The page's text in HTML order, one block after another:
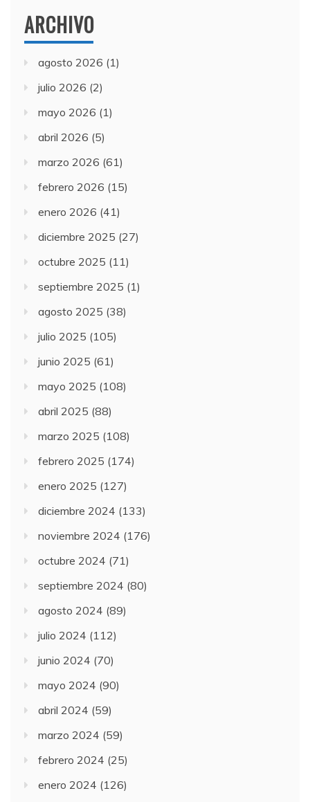
ARCHIVO
agosto 2026 (1)
julio 2026 (2)
mayo 2026 (1)
abril 2026 (5)
marzo 2026 (61)
febrero 2026 (15)
enero 2026 (41)
diciembre 2025 (27)
octubre 2025 (11)
septiembre 2025 (1)
agosto 2025 (38)
julio 2025 (105)
junio 2025 (61)
mayo 2025 (108)
abril 2025 (88)
marzo 2025 (108)
febrero 2025 (174)
enero 2025 (127)
diciembre 2024 (133)
noviembre 2024 (176)
octubre 2024 (71)
septiembre 2024 (80)
agosto 2024 (89)
julio 2024 (112)
junio 2024 (70)
mayo 2024 (90)
abril 2024 (59)
marzo 2024 (59)
febrero 2024 (25)
enero 2024 (126)